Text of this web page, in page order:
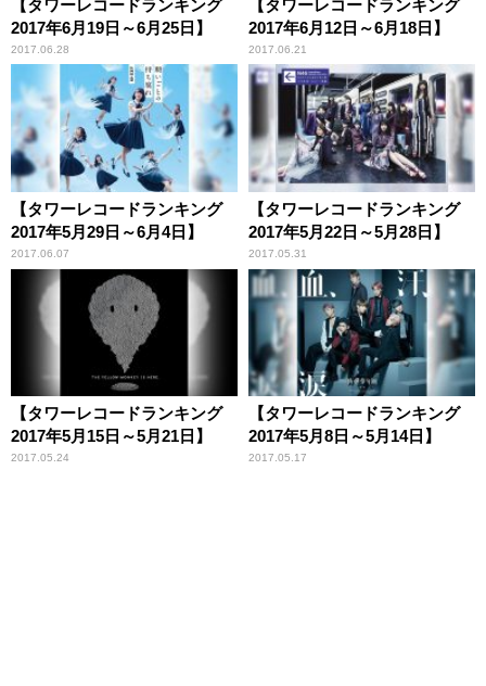
【タワーレコードランキング
2017年6月19日～6月25日】
2017.06.28
【タワーレコードランキング
2017年6月12日～6月18日】
2017.06.21
【タワーレコードランキング
2017年5月29日～6月4日】
2017.06.07
【タワーレコードランキング
2017年5月22日～5月28日】
2017.05.31
【タワーレコードランキング
2017年5月15日～5月21日】
2017.05.24
【タワーレコードランキング
2017年5月8日～5月14日】
2017.05.17